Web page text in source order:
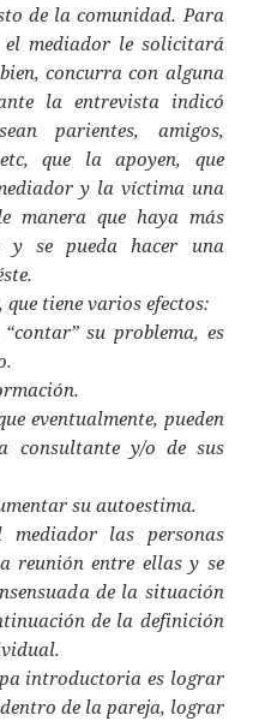
de la comunidad. Para
el mediador le solicitará
concurra con alguna
la entrevista indicó
parientes, amigos,
que la apoyen, que
y la víctima una
manera que haya más
y se pueda hacer una
tiene varios efectos:
su problema, es
eventualmente, pueden
consultante y/o de sus
su autoestima.
las personas
reunión entre ellas y se
de la situación
de la definición
introductoria es lograr
de la pareja, lograr